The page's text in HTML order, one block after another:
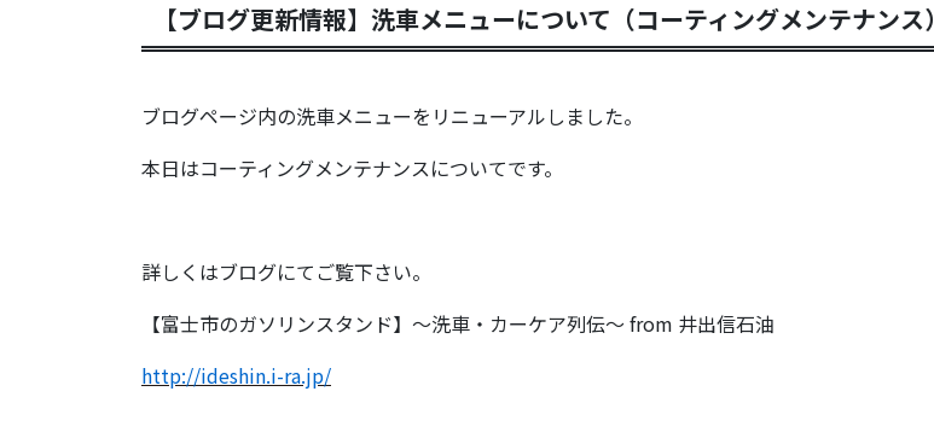
【ブログ更新情報】洗車メニューについて（コーティングメンテナンス）
ブログページ内の洗車メニューをリニューアルしました。
本日はコーティングメンテナンスについてです。
詳しくはブログにてご覧下さい。
【富士市のガソリンスタンド】～洗車・カーケア列伝～ from 井出信石油
http://ideshin.i-ra.jp/